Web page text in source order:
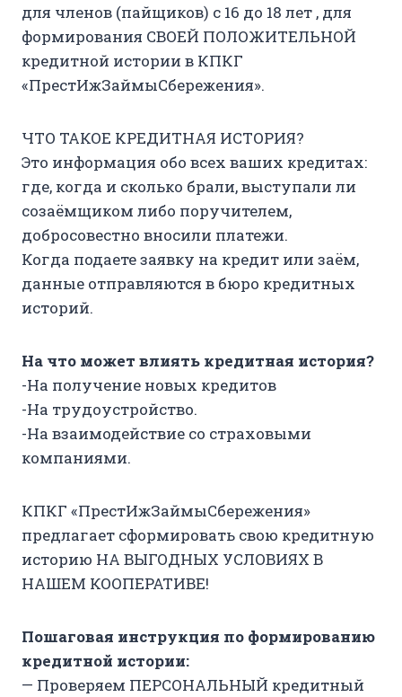
для членов (пайщиков) с 16 до 18 лет , для
формирования СВОЕЙ ПОЛОЖИТЕЛЬНОЙ
кредитной истории в КПКГ
«ПрестИжЗаймыСбережения».
ЧТО ТАКОЕ КРЕДИТНАЯ ИСТОРИЯ?
Это информация обо всех ваших кредитах:
где, когда и сколько брали, выступали ли
созаёмщиком либо поручителем,
добросовестно вносили платежи.
Когда подаете заявку на кредит или заём,
данные отправляются в бюро кредитных
историй.
На что может влиять кредитная история?
-На получение новых кредитов
-На трудоустройство.
-На взаимодействие со страховыми
компаниями.​​​​​​
КПКГ «ПрестИжЗаймыСбережения»
предлагает сформировать свою кредитную
историю НА ВЫГОДНЫХ УСЛОВИЯХ В
НАШЕМ КООПЕРАТИВЕ!
Пошаговая инструкция по формированию
кредитной истории:
— Проверяем ПЕРСОНАЛЬНЫЙ кредитный